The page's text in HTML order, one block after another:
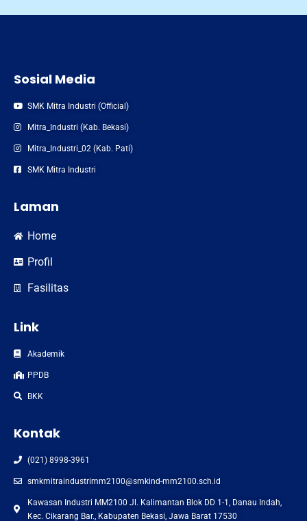
Sosial Media
SMK Mitra Industri (Official)
Mitra_Industri (Kab. Bekasi)
Mitra_Industri_02 (Kab. Pati)
SMK Mitra Industri
Laman
Home
Profil
Fasilitas
Link
Akademik
PPDB
BKK
Kontak
(021) 8998-3961
smkmitraindustrimm2100@smkind-mm2100.sch.id
Kawasan Industri MM2100 Jl. Kalimantan Blok DD 1-1, Danau Indah,
Kec. Cikarang Bar., Kabupaten Bekasi, Jawa Barat 17530